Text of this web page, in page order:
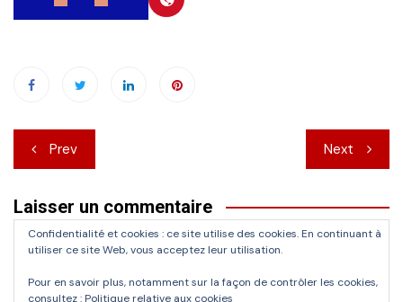
Navigation
de
l’article
Prev Next
Laisser un commentaire
Vous devezvous connecterpour publier un commentaire.
Confidentialité et cookies : ce site utilise des cookies. En continuant à
utiliser ce site Web, vous acceptez leur utilisation.
Pour en savoir plus, notamment sur la façon de contrôler les cookies,
consultez : Politique relative aux cookies